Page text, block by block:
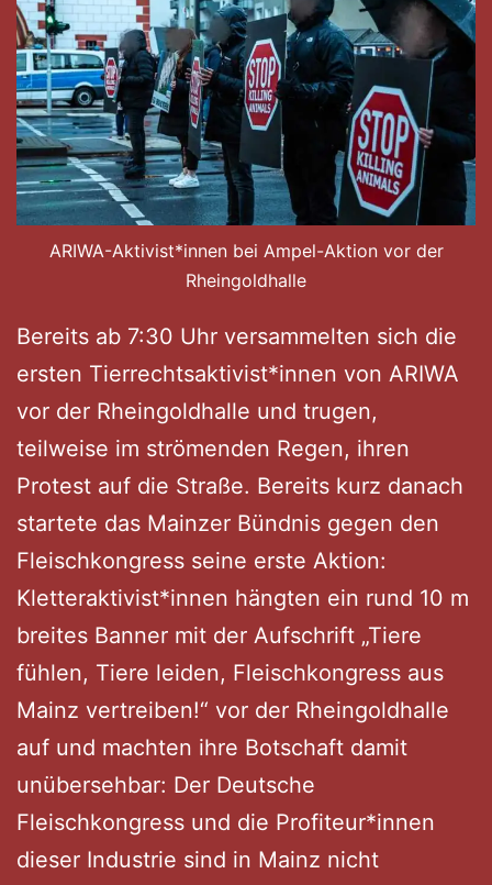
ARIWA-Aktivist*innen bei Ampel-Aktion vor der
Rheingoldhalle
Bereits ab 7:30 Uhr versammelten sich die
ersten Tierrechtsaktivist*innen von ARIWA
vor der Rheingoldhalle und trugen,
teilweise im strömenden Regen, ihren
Protest auf die Straße. Bereits kurz danach
startete das Mainzer Bündnis gegen den
Fleischkongress seine erste Aktion:
Kletteraktivist*innen hängten ein rund 10 m
breites Banner mit der Aufschrift „Tiere
fühlen, Tiere leiden, Fleischkongress aus
Mainz vertreiben!“ vor der Rheingoldhalle
auf und machten ihre Botschaft damit
unübersehbar: Der Deutsche
Fleischkongress und die Profiteur*innen
dieser Industrie sind in Mainz nicht